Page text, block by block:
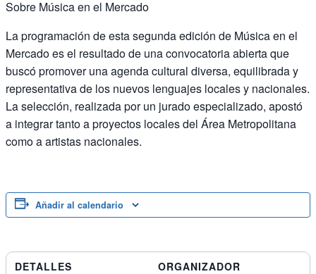
Sobre Música en el Mercado
La programación de esta segunda edición de Música en el
Mercado es el resultado de una convocatoria abierta que
buscó promover una agenda cultural diversa, equilibrada y
representativa de los nuevos lenguajes locales y nacionales.
La selección, realizada por un jurado especializado, apostó
a integrar tanto a proyectos locales del Área Metropolitana
como a artistas nacionales.
Añadir al calendario
DETALLES
ORGANIZADOR